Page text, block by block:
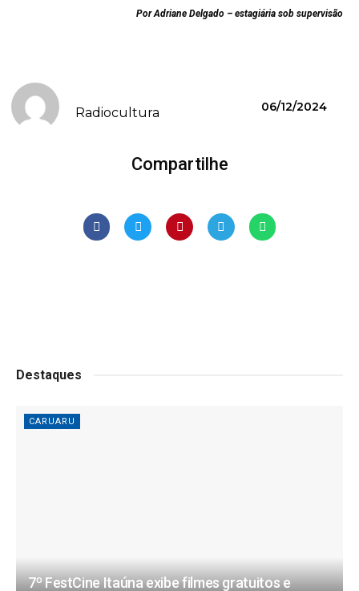
Por Adriane Delgado – estagiária sob supervisão
Radiocultura 06/12/2024
Compartilhe
Destaques
CARUARU
7º FestCine Itaúna exibe filmes gratuitos e